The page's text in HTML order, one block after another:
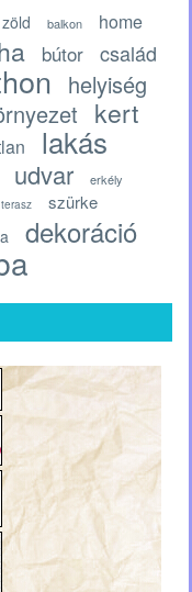
zöld balkon
home
bútor család
helyiség
kert
lakás
udvar erkély
terasz szürke
dekoráció